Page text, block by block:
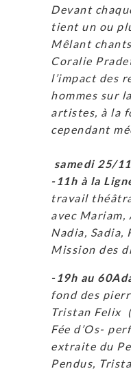
Devant
tient un ou
Mêlant
Coralie
l’impact des
hommes sur
artistes, à la
cependant
samedi 25/11
-11h à la
travail
avec Mariam,
Nadia, Sadia,
Mission des
-19h au
fond des
Tristan Felix
Fée d’Os-
extraite du
Pendus,